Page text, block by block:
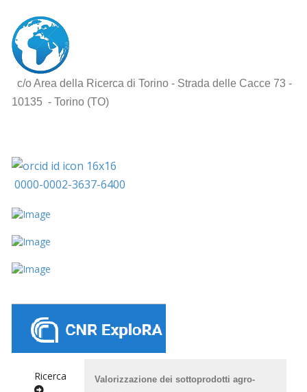
c/o Area della Ricerca di Torino - Strada delle Cacce 73 -
10135 - Torino (TO)
0000-0002-3637-6400
Ricerca
Valorizzazione dei sottoprodotti agro-